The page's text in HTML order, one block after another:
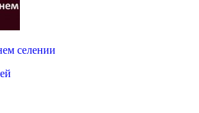
селении